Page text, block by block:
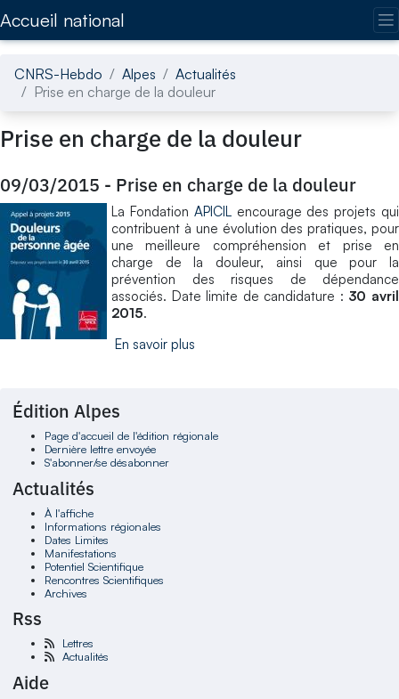
Accueil national
CNRS-Hebdo Alpes
Actualités
Prise en charge de la douleur
Prise en charge de la douleur
09/03/2015 - Prise en charge de la douleur
La Fondation APICIL
encourage des projets qui
contribuent à une évolution des pratiques, pour
une meilleure compréhension et prise en
charge de la douleur, ainsi que pour la
prévention des risques de dépendance
associés. Date limite de candidature : 30 avril
2015.
En savoir plus
Édition Alpes
Page d'accueil de l'édition régionale
Dernière lettre envoyée
S'abonner/se désabonner
Actualités
À l'affiche
Informations régionales
Dates Limites
Manifestations
Potentiel Scientifique
Rencontres Scientifiques
Archives
Rss
Lettres
Actualités
Aide